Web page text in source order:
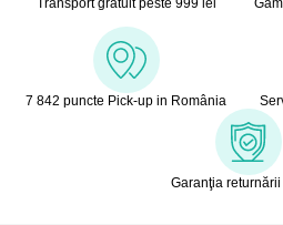
Transport gratuit peste 999 lei
7 842 puncte Pick-up in România
Garanţia